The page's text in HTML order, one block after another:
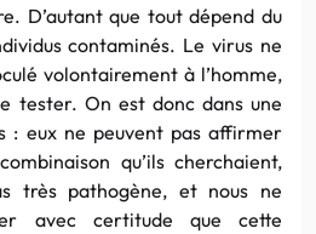
D’autant que tout dépend du
contaminés. Le virus ne
volontairement à l’homme,
tester. On est donc dans une
: eux ne peuvent pas affirmer
qu’ils cherchaient,
très pathogène, et nous ne
avec certitude que cette